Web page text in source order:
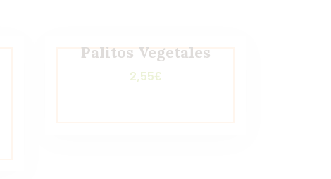
Palitos Vegetales
2,55€